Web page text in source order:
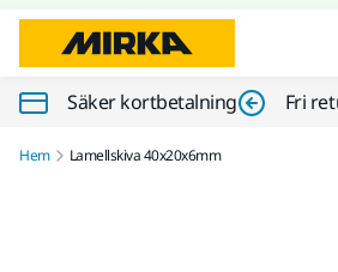
Säker kortbetalning Fri
Hem Lamellskiva 40x20x6mm